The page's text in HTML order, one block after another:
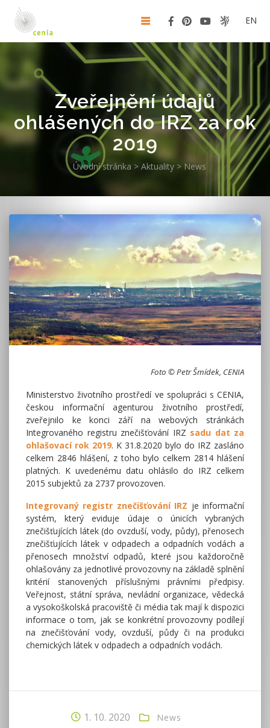
EN
Zveřejnění údajů
ohlášených do IRZ za rok
2019
Úvodní stránka > Aktuality >News
Foto © Petr Šmídek, CENIA
Ministerstvo životního prostředí ve spolupráci s CENIA,
českou informační agenturou životního prostředí,
zveřejnilo ke konci září na webových stránkách
Integrovaného registru znečišťování IRZ sadu dat za
ohlašovací rok 2019. K 31.8.2020 bylo do IRZ zasláno
celkem 2846 hlášení, z toho bylo celkem 2814 hlášení
platných. K uvedenému datu ohlásilo do IRZ celkem
2015 subjektů za 2737 provozoven.
Integrovaný registr znečišťování IRZ je informační
systém, který eviduje údaje o únicích vybraných
znečišťujících látek (do ovzduší, vody, půdy), přenosech
znečišťujících látek v odpadech a odpadních vodách a
přenosech množství odpadů, které jsou každoročně
ohlašovány za jednotlivé provozovny na základě splnění
kritérií stanovených příslušnými právními předpisy.
Veřejnost, státní správa, nevládní organizace, vědecká
a vysokoškolská pracoviště či média tak mají k dispozici
informace o tom, jak se konkrétní provozovny podílejí
na znečišťování vody, ovzduší, půdy či na produkci
chemických látek v odpadech a odpadních vodách.
1. 10. 2020 News